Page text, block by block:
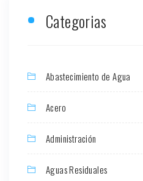
Categorias
Abastecimiento de Agua
Acero
Administración
Aguas Residuales